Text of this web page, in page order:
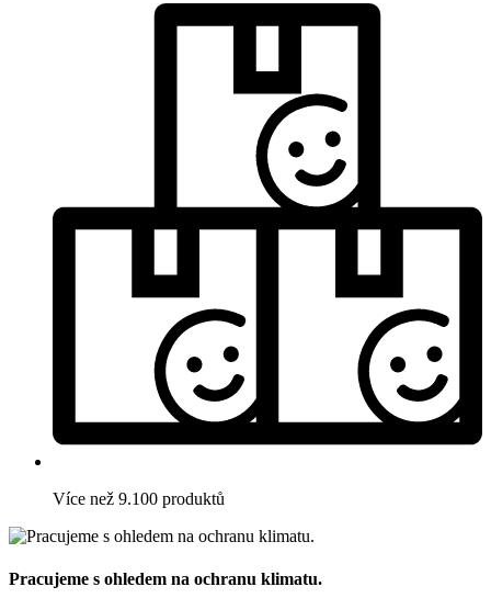
Více než 9.100 produktů
Pracujeme s ohledem na ochranu klimatu.